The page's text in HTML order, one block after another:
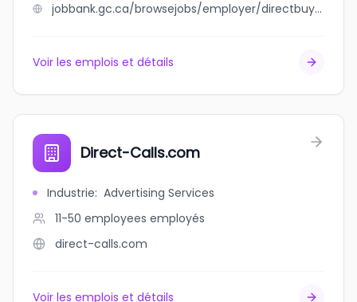
jobbank.gc.ca/browsejobs/employer/directbuy+furnace+ltd./ca
Voir les emplois et détails
Direct-Calls.com
Industrie: Advertising Services
11-50 employees employés
direct-calls.com
Voir les emplois et détails